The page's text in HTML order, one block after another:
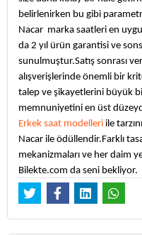
belirlenirken bu gibi
Nacar marka saatleri en
da 2 yıl ürün garantisi ve
sunulmuştur.Satış sonrası
alışverişlerinde önemli bir
talep ve şikayetlerini büyük
memnuniyetini en üst
Erkek saat modelleri ile
Nacar ile ödüllendir.Farklı
mekanizmaları ve her daim
Bilekte.com da seni bekliyor.